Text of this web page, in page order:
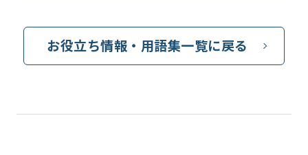
お役立ち情報・用語集一覧に戻る